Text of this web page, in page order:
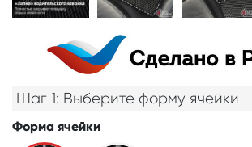
Шаг 1: Выберите форму ячейки
Форма ячейки